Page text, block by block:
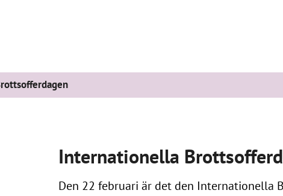
Internationella
Den 22 februari är det den Internationella